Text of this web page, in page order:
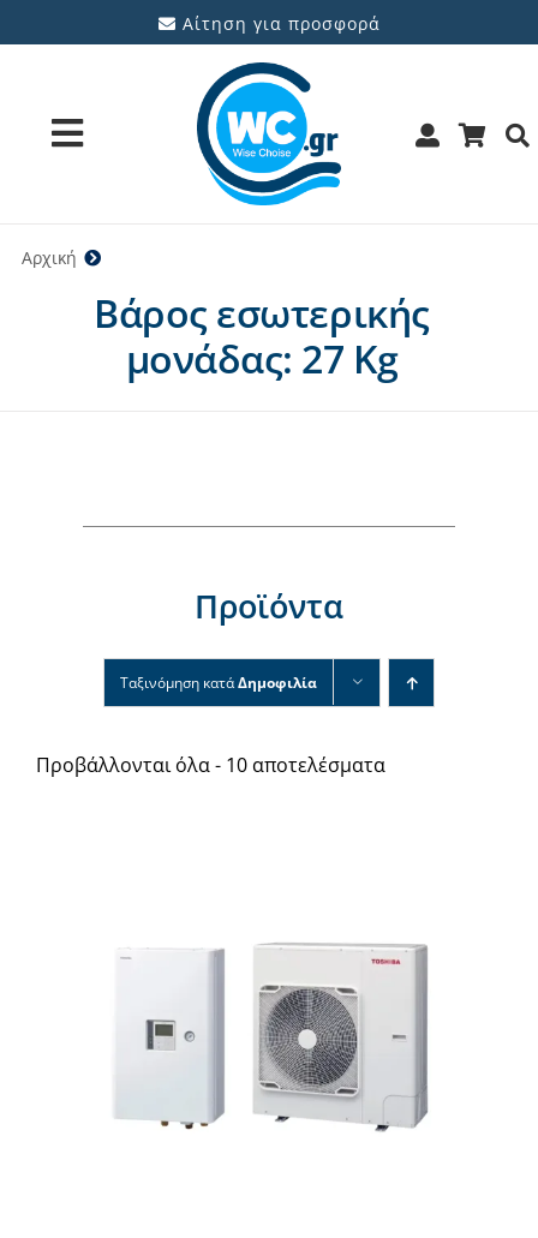
στο
Αίτηση για προσφορά
Toggle
Navigation
Προϊόντα
Υπηρεσίες
Αρχική
Βάρος εσωτερικής
μονάδας: 27 Kg
Προϊόντα
Ταξινόμηση κατάΔημοφιλία
Προβάλλονται όλα - 10 αποτελέσματα